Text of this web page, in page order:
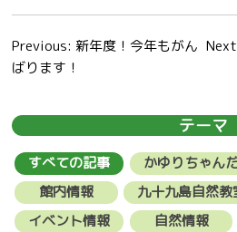
投
稿
ナ
ビ
ゲ
ー
Previous: 新年度！今年もがん
ばります！
テーマ
すべての記事 かゆりちゃん
館内情報
九十九島自然教
イベント情報
自然情報